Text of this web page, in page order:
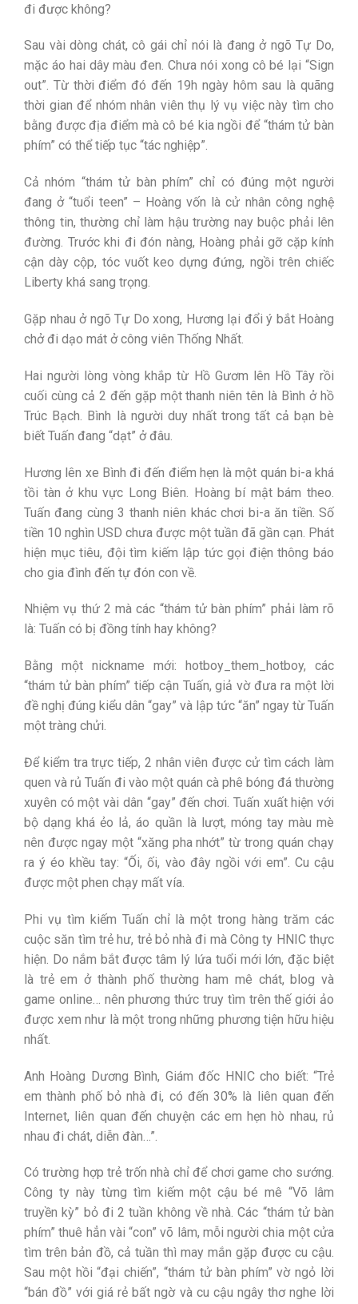
đi được không?
Sau vài dòng chát, cô gái chỉ nói là đang ở ngõ Tự Do,
mặc áo hai dây màu đen. Chưa nói xong cô bé lại “Sign
out”. Từ thời điểm đó đến 19h ngày hôm sau là quãng
thời gian để nhóm nhân viên thụ lý vụ việc này tìm cho
bằng được địa điểm mà cô bé kia ngồi để “thám tử bàn
phím” có thể tiếp tục “tác nghiệp”.
Cả nhóm “thám tử bàn phím” chỉ có đúng một người
đang ở “tuổi teen” – Hoàng vốn là cử nhân công nghệ
thông tin, thường chỉ làm hậu trường nay buộc phải lên
đường. Trước khi đi đón nàng, Hoàng phải gỡ cặp kính
cận dày cộp, tóc vuốt keo dựng đứng, ngồi trên chiếc
Liberty khá sang trọng.
Gặp nhau ở ngõ Tự Do xong, Hương lại đổi ý bắt Hoàng
chở đi dạo mát ở công viên Thống Nhất.
Hai người lòng vòng khắp từ Hồ Gươm lên Hồ Tây rồi
cuối cùng cả 2 đến gặp một thanh niên tên là Bình ở hồ
Trúc Bạch. Bình là người duy nhất trong tất cả bạn bè
biết Tuấn đang “dạt” ở đâu.
Hương lên xe Bình đi đến điểm hẹn là một quán bi-a khá
tồi tàn ở khu vực Long Biên. Hoàng bí mật bám theo.
Tuấn đang cùng 3 thanh niên khác chơi bi-a ăn tiền. Số
tiền 10 nghìn USD chưa được một tuần đã gần cạn. Phát
hiện mục tiêu, đội tìm kiếm lập tức gọi điện thông báo
cho gia đình đến tự đón con về.
Nhiệm vụ thứ 2 mà các “thám tử bàn phím” phải làm rõ
là: Tuấn có bị đồng tính hay không?
Bằng một nickname mới: hotboy_them_hotboy, các
“thám tử bàn phím” tiếp cận Tuấn, giả vờ đưa ra một lời
đề nghị đúng kiểu dân “gay” và lập tức “ăn” ngay từ Tuấn
một tràng chửi.
Để kiểm tra trực tiếp, 2 nhân viên được cử tìm cách làm
quen và rủ Tuấn đi vào một quán cà phê bóng đá thường
xuyên có một vài dân “gay” đến chơi. Tuấn xuất hiện với
bộ dạng khá ẻo lả, áo quần là lượt, móng tay màu mè
nên được ngay một “xăng pha nhớt” từ trong quán chạy
ra ý éo khều tay: “Ối, ối, vào đây ngồi với em”. Cu cậu
được một phen chạy mất vía.
Phi vụ tìm kiếm Tuấn chỉ là một trong hàng trăm các
cuộc săn tìm trẻ hư, trẻ bỏ nhà đi mà Công ty HNIC thực
hiện. Do nắm bắt được tâm lý lứa tuổi mới lớn, đặc biệt
là trẻ em ở thành phố thường ham mê chát, blog và
game online… nên phương thức truy tìm trên thế giới ảo
được xem như là một trong những phương tiện hữu hiệu
nhất.
Anh Hoàng Dương Bình, Giám đốc HNIC cho biết: “Trẻ
em thành phố bỏ nhà đi, có đến 30% là liên quan đến
Internet, liên quan đến chuyện các em hẹn hò nhau, rủ
nhau đi chát, diễn đàn…”.
Có trường hợp trẻ trốn nhà chỉ để chơi game cho sướng.
Công ty này từng tìm kiếm một cậu bé mê “Võ lâm
truyền kỳ” bỏ đi 2 tuần không về nhà. Các “thám tử bàn
phím” thuê hẳn vài “con” võ lâm, mỗi người chia một cửa
tìm trên bản đồ, cả tuần thì may mắn gặp được cu cậu.
Sau một hồi “đại chiến”, “thám tử bàn phím” vờ ngỏ lời
“bán đồ” với giá rẻ bất ngờ và cu cậu ngây thơ nghe lời